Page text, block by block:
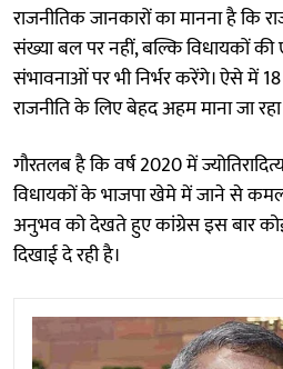
राजनीतिक जानकारों का मानना है
संख्या बल पर नहीं, बल्कि विधायकों
संभावनाओं पर भी निर्भर करेंगे। ऐसे में
राजनीति के लिए बेहद अहम माना जा
गौरतलब है कि वर्ष 2020 में
विधायकों के भाजपा खेमे में जाने से
अनुभव को देखते हुए कांग्रेस इस बार
दिखाई दे रही है।